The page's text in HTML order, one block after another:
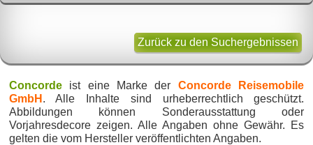
Zurück zu den Suchergebnissen
Concordeist eine Marke der Concorde Reisemobile
GmbH . Alle Inhalte sind urheberrechtlich geschützt.
Abbildungen können Sonderausstattung oder
Vorjahresdecore zeigen. Alle Angaben ohne Gewähr. Es
gelten die vom Hersteller veröffentlichten Angaben.